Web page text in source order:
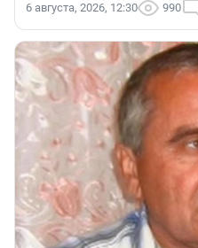
6 августа, 2026, 12:30 990